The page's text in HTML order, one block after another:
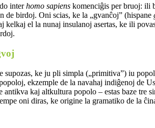
interhomo sapienskomenciĝis per bruoj: ili
de birdoj. Oni scias, ke la „gvanĉoj” (hispane
el la nunaj insulanoj asertas, ke ili
ke ju pli simpla („primitiva”) iu
ekzemple de la navahaj indiĝenoj de
kaj altkultura popolo – estas baze tre
oni diras, ke origine la gramatiko de la